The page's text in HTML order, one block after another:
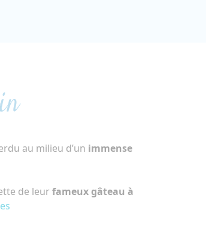
au milieu d’un immense
de leurfameux gâteau à